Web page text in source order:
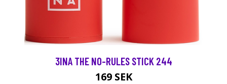
3INA THE NO-RULES STICK 244
169 SEK